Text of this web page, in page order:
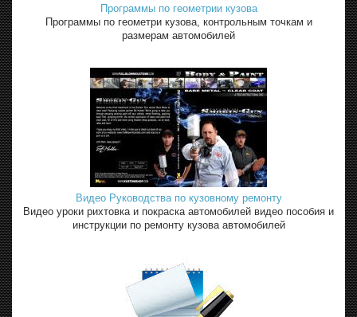
Программы по геометрии кузова
Программы по геометри кузова, контрольным точкам и
размерам автомобилей
Видео Руководства по кузовному ремонту
Видео уроки рихтовка и покраска автомобилей видео пособия и
инструкции по ремонту кузова автомобилей